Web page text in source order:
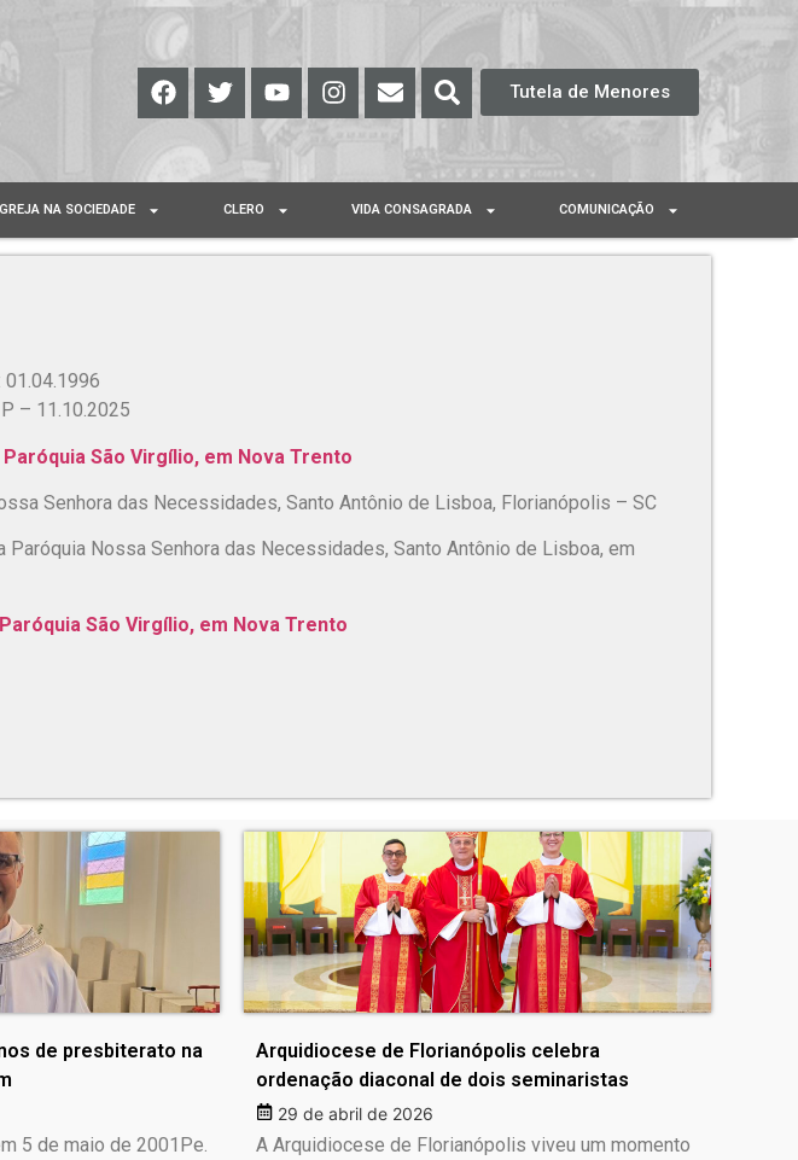
Tutela de Menores
IGREJA NA SOCIEDADE CLERO VIDA CONSAGRADA COMUNICAÇÃO
– 11.10.2025
São Virgílio, em Nova Trento
Senhora das Necessidades, Santo Antônio de Lisboa, Florianópolis – SC
Paróquia Nossa Senhora das Necessidades, Santo Antônio de Lisboa, em
São Virgílio, em Nova Trento
de presbiterato na
5 de maio de 2001Pe.
Arquidiocese de Florianópolis celebra
ordenação diaconal de dois seminaristas
29 de abril de 2026
A Arquidiocese de Florianópolis viveu um momento